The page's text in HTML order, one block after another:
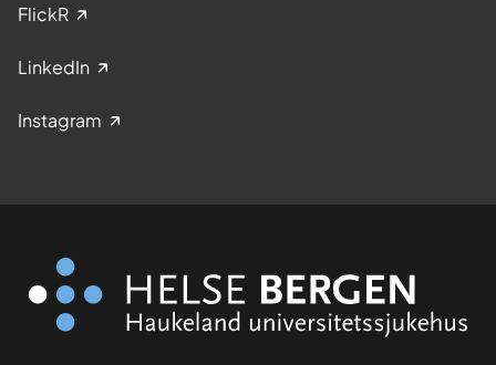
FlickR
LinkedIn
Instagram